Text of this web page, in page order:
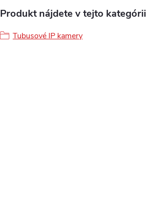
Produkt nájdete v tejto kategórii
Tubusové IP kamery